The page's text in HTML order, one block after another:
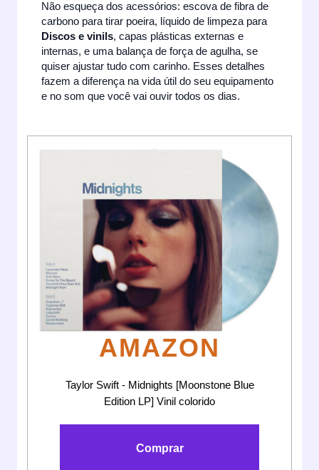
Não esqueça dos acessórios: escova de fibra de
carbono para tirar poeira, líquido de limpeza para
Discos e vinils, capas plásticas externas e
internas, e uma balança de força de agulha, se
quiser ajustar tudo com carinho. Esses detalhes
fazem a diferença na vida útil do seu equipamento
e no som que você vai ouvir todos os dias.
AMAZON
Taylor Swift - Midnights [Moonstone Blue
Edition LP] Vinil colorido
Comprar